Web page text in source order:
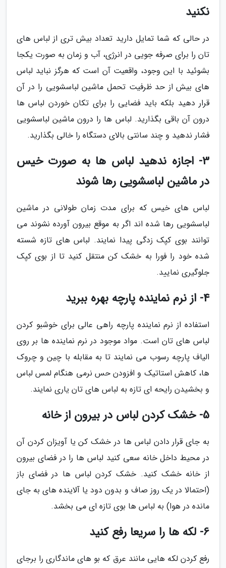
نکنید
در حالی که شما تمایل دارید تعداد بیش تری از لباس های
تان را برای صرفه جویی در انرژی، آب و زمان به صورت یکجا
بشوئید با این وجود، واقعیت آن است که هرگز نباید لباس
های بیش از حد ظرفیت تحمل ماشین لباسشویی را در آن
قرار دهید بلکه باید فضایی را برای تکان خوردن لباس ها
درون آن باقی بگذارید. لباس ها را درون ماشین لباسشویی
فشار ندهید و چند سانتی بالای دستگاه را خالی بگذارید.
3- اجازه ندهید لباس ها به صورت خیس
در ماشین لباسشویی رها شوند
لباس های خیس که برای مدت زمان طولانی در ماشین
لباسشویی رها شده اند اگر به موقع بیرون آورده نشوند می
توانند بوی کپک زدگی پیدا نمایند. لباس های تازه شسته
شده خود را فورا به خشک کن منتقل کنید تا از بوی کپک
جلوگیری نمایید.
4- از نرم نماینده پارچه بهره ببرید
استفاده از نرم نماینده پارچه راهی عالی برای خوشبو کردن
لباس های تان است. مواد موجود در نرم نماینده ها بر روی
الیاف پارچه رسوب می نمایند تا به مقابله با چین و چروک
ها، کاهش استاتیک و افزودن حس نرمی هنگام لمس لباس
و بخشیدن رایحه ای تازه به لباس های تان یاری نمایند.
5- خشک کردن لباس در بیرون از خانه
به جای قرار دادن لباس ها در خشک کن یا آویزان کردن آن
در محیط داخل خانه سعی کنید لباس ها را در فضای بیرون
از خانه خشک کنید. خشک کردن لباس ها در فضای باز
(احتمالا در یک روز صاف و بدون دود یا آلاینده های به جای
مانده در هوا) به لباس ها بوی تازه ای می بخشد.
6- لکه ها را سریعا رفع کنید
رفع کردن لکه هایی مانند عرق که بو های ماندگاری را برجای